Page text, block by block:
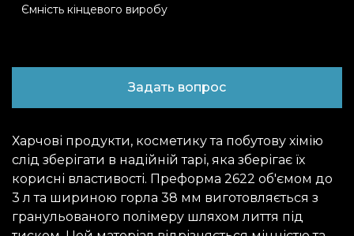
Ємність кінцевого виробу
Задать вопрос
Харчові продукти, косметику та побутову хімію
слід зберігати в надійній тарі, яка зберігає їх
корисні властивості. Преформа 2622 об'ємом до
3 л та шириною горла 38 мм виготовляється з
гранульованого полімеру шляхом лиття під